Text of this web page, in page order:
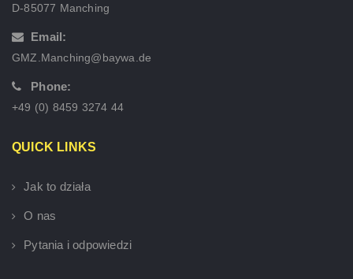
D-85077 Manching
Email:
GMZ.Manching@baywa.de
Phone:
+49 (0) 8459 3274 44
QUICK LINKS
Jak to działa
O nas
Pytania i odpowiedzi